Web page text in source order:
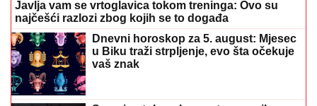
Ljetni saveznik za zdravlje: Hrana koja hladi
organizam i pomaže protiv dehidracije